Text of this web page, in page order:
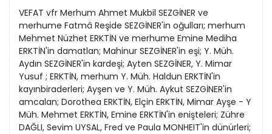
Evleniyoruz
Güney Dogu
Kitap Eki
Özel Ekler
Özel Okullar
Sevgililer Günü
1990
1989
1988
1987
1986
19
20
21
22
23
24
11
12
13
14
15
16
VEFAT vfr Merhum Ahmet Mukbil SEZGİNER ve
merhume Fatmâ Reşide SEZGİNER'in oğulları; merhum
Mehmet Nüzhet ERKTİN ve merhume Emine Mediha
ERKTİN'in damatlan; Mahinur SEZGİNER'in eşi; Y. Müh.
Aydın SEZGİNER'in kardeşi; Ayten SEZGİNER, Y. Mimar
Yusuf ; ERKTİN, merhum Y. Müh. Haldun ERKTİN'in
kayınbiraderleri; Ayşen ve Y. Müh. Aykut SEZGİNER'in
amcalan; Dorothea ERKTİN, Elçin ERKTİN, Mimar Ayşe - Y
Müh. Mehmet ERKTİN, Emine ERKTİN'in enişteleri; Zühre
DAĞLI, Sevim UYSAL, Fred ve Paula MONHEIT'in dünürleri;